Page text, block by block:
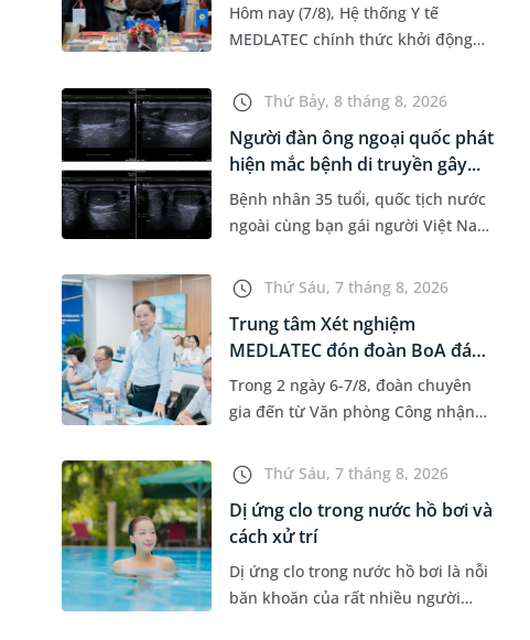
Hôm nay (7/8), Hệ thống Y tế
MEDLATEC chính thức khởi động
Bệnh viện (HIS - Hospital
Information System) giai đoạn mới.
Dự á...
Thứ Bảy, 8 tháng 8, 2026
Người đàn ông ngoại quốc phát
hiện mắc bệnh di truyền gây...
Bệnh nhân 35 tuổi, quốc tịch nước
ngoài cùng bạn gái người Việt Nam
hôn nhân. Qua thăm khám và làm
các xét nghiệm chuyên sâu,...
Thứ Sáu, 7 tháng 8, 2026
Trung tâm Xét nghiệm
MEDLATEC đón đoàn BoA đánh
giá giám...
Trong 2 ngày 6-7/8, đoàn chuyên
gia đến từ Văn phòng Công nhận
nhận và đánh giá cao nỗ lực duy trì
hệ thống quản lý chất lượ...
Thứ Sáu, 7 tháng 8, 2026
Dị ứng clo trong nước hồ bơi và
cách xử trí
Dị ứng clo trong nước hồ bơi là nỗi
băn khoăn của rất nhiều người